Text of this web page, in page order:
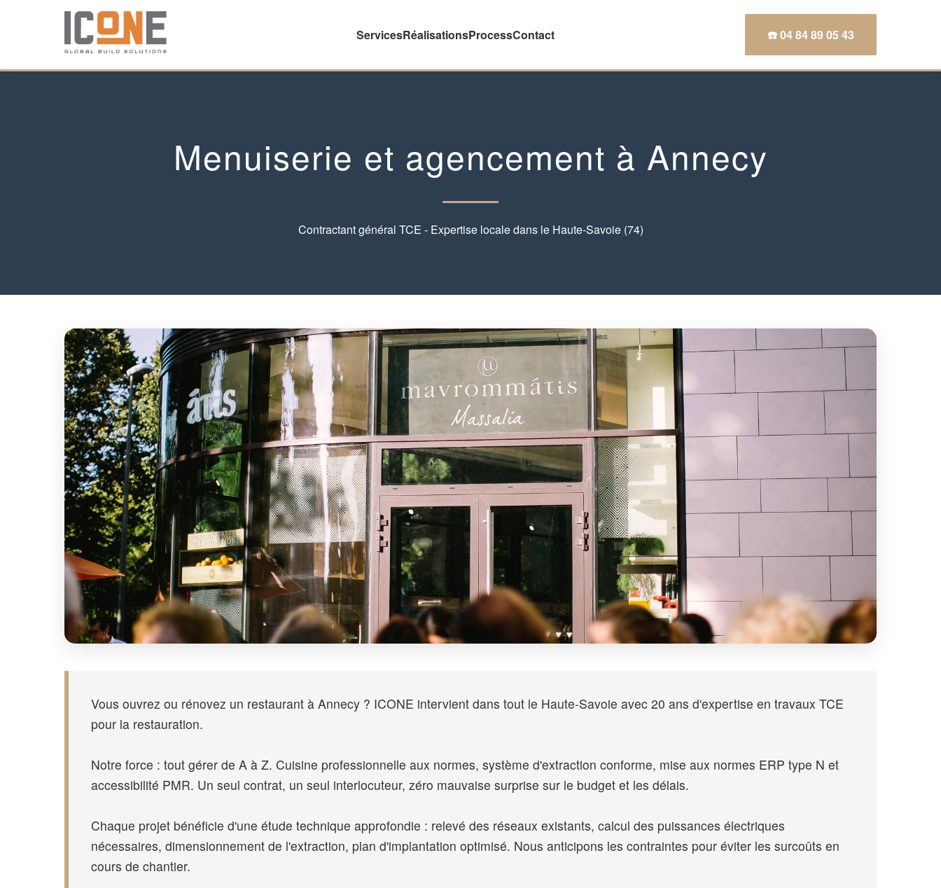
ServicesRéalisationsProcessContact ☎️ 04 84 89 05 43
Menuiserie et agencement à Annecy
Contractant général TCE - Expertise locale dans le Haute-Savoie (74)
Vous ouvrez ou rénovez un restaurant à Annecy ? ICONE intervient dans tout le Haute-Savoie avec 20 ans d'expertise en travaux TCE
pour la restauration.
Notre force : tout gérer de A à Z. Cuisine professionnelle aux normes, système d'extraction conforme, mise aux normes ERP type N et
accessibilité PMR. Un seul contrat, un seul interlocuteur, zéro mauvaise surprise sur le budget et les délais.
Chaque projet bénéficie d'une étude technique approfondie : relevé des réseaux existants, calcul des puissances électriques
nécessaires, dimensionnement de l'extraction, plan d'implantation optimisé. Nous anticipons les contraintes pour éviter les surcoûts en
cours de chantier.